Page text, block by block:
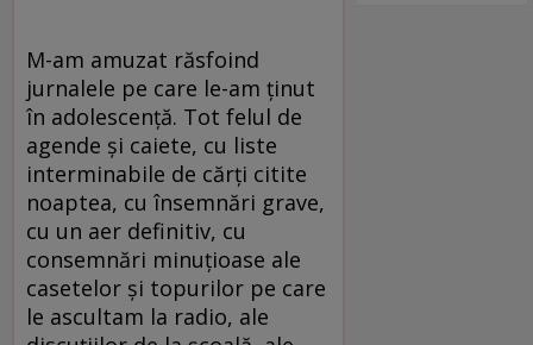
M-am amuzat răsfoind
jurnalele pe care le-am ţinut
în adolescenţă. Tot felul de
agende şi caiete, cu liste
interminabile de cărţi citite
noaptea, cu însemnări grave,
cu un aer definitiv, cu
consemnări minuţioase ale
casetelor şi topurilor pe care
le ascultam la radio, ale